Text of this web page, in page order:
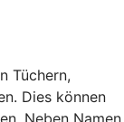
Tüchern,
Dies können
Neben Namen